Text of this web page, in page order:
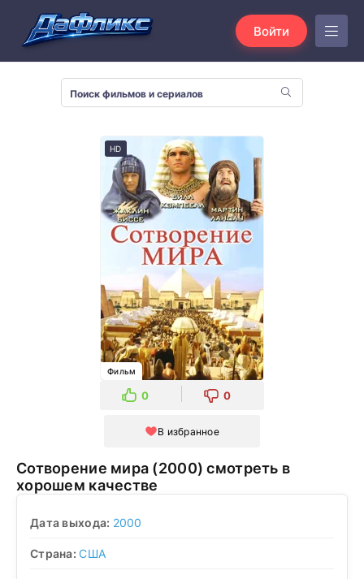
Войти
HD
Фильм
0 0
В избранное
Сотворение мира (2000) смотреть в
хорошем качестве
Дата выхода: 2000
Страна:США